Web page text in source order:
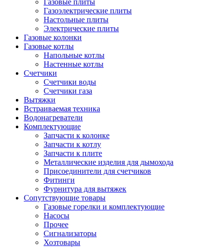
Газовые плиты
Газоэлектрические плиты
Настольные плиты
Электрические плиты
Газовые колонки
Газовые котлы
Напольные котлы
Настенные котлы
Счетчики
Счетчики воды
Счетчики газа
Вытяжки
Встраиваемая техника
Водонагреватели
Комплектующие
Запчасти к колонке
Запчасти к котлу
Запчасти к плите
Металлические изделия для дымохода
Присоединители для счетчиков
Фитинги
Фурнитура для вытяжек
Сопутствующие товары
Газовые горелки и комплектующие
Насосы
Прочее
Сигнализаторы
Хозтовары